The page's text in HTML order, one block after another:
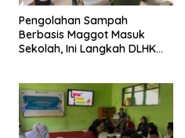
Pengolahan Sampah
Berbasis Maggot Masuk
Sekolah, Ini Langkah DLHK